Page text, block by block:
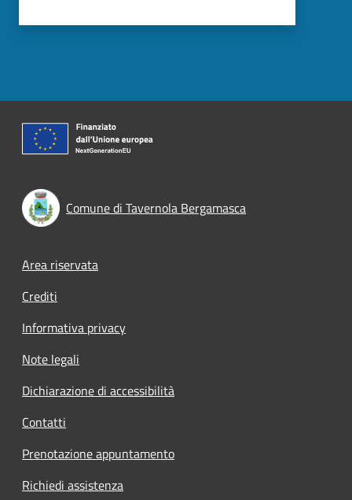
Comune di Tavernola Bergamasca
Footer menu
Area riservata
Crediti
Informativa privacy
Note legali
Dichiarazione di accessibilità
Contatti
Prenotazione appuntamento
Richiedi assistenza